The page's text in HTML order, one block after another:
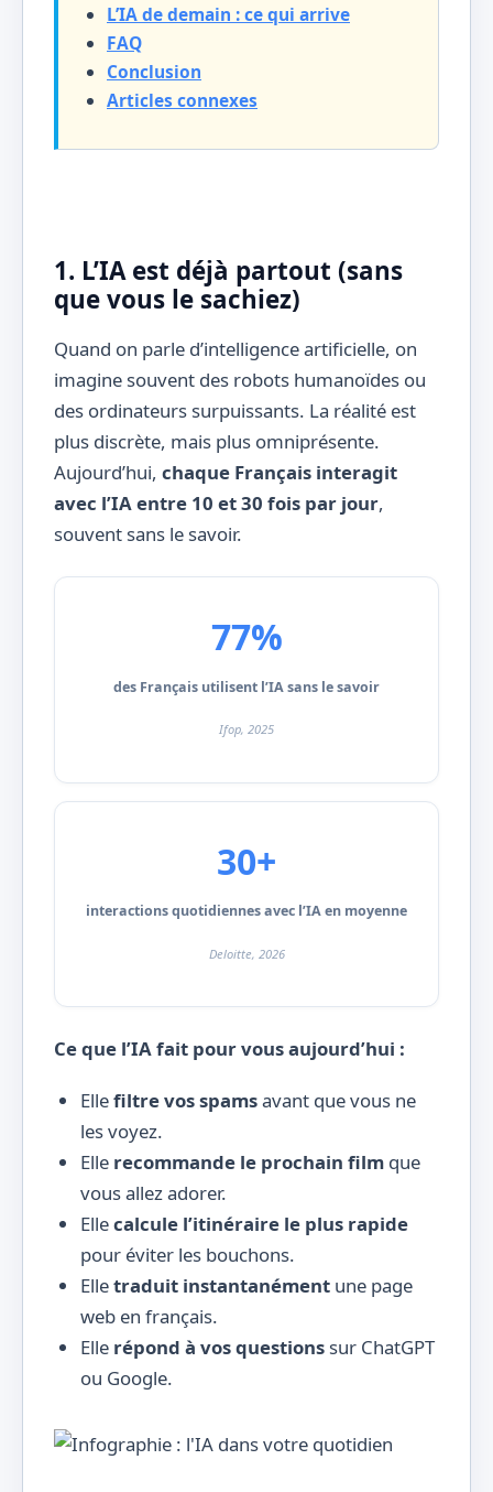
L’IA de demain : ce qui arrive
FAQ
Conclusion
Articles connexes
1. L’IA est déjà partout (sans
que vous le sachiez)
Quand on parle d’intelligence artificielle, on
imagine souvent des robots humanoïdes ou
des ordinateurs surpuissants. La réalité est
plus discrète, mais plus omniprésente.
Aujourd’hui, chaque Français interagit
avec l’IA entre 10 et 30 fois par jour,
souvent sans le savoir.
77%
des Français utilisent l’IA sans le savoir
Ifop, 2025
30+
interactions quotidiennes avec l’IA en moyenne
Deloitte, 2026
Ce que l’IA fait pour vous aujourd’hui :
Ellefiltre vos spamsavant que vous ne
les voyez.
Elle recommande le prochain film que
vous allez adorer.
Ellecalcule l’itinéraire le plus rapide
pour éviter les bouchons.
Elletraduit instantanément une page
web en français.
Elle répond à vos questions sur ChatGPT
ou Google.